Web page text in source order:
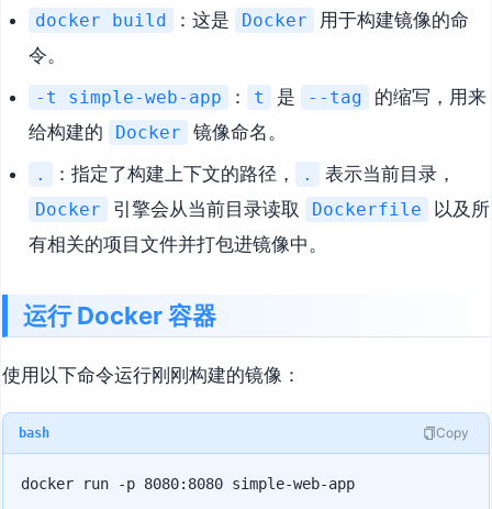
docker build ：这是 Docker
用于构建镜像的命
令。
-t simple-web-app ： t 是 --tag
的缩写，用来
给构建的
Docker 镜像命名。
. ：指定了构建上下文的路径， . 表示当前目录，
Docker 引擎会从当前目录读取 Dockerfile
以及所
有相关的项目文件并打包进镜像中。
运行 Docker 容器
使用以下命令运行刚刚构建的镜像：
bash Copy